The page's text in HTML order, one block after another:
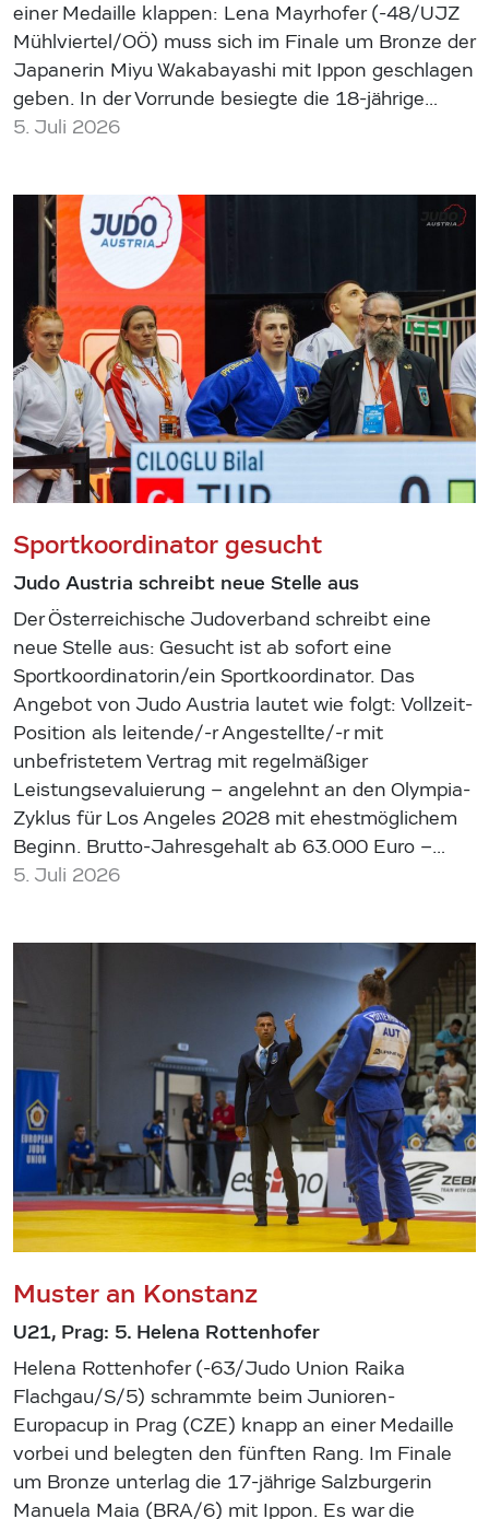
einer Medaille klappen: Lena Mayrhofer (-48/UJZ
Mühlviertel/OÖ) muss sich im Finale um Bronze der
Japanerin Miyu Wakabayashi mit Ippon geschlagen
geben. In der Vorrunde besiegte die 18-jährige…
5. Juli 2026
Sportkoordinator gesucht
Judo Austria schreibt neue Stelle aus
Der Österreichische Judoverband schreibt eine
neue Stelle aus: Gesucht ist ab sofort eine
Sportkoordinatorin/ein Sportkoordinator. Das
Angebot von Judo Austria lautet wie folgt: Vollzeit-
Position als leitende/-r Angestellte/-r mit
unbefristetem Vertrag mit regelmäßiger
Leistungsevaluierung – angelehnt an den Olympia-
Zyklus für Los Angeles 2028 mit ehestmöglichem
Beginn. Brutto-Jahresgehalt ab 63.000 Euro –…
5. Juli 2026
Muster an Konstanz
U21, Prag: 5. Helena Rottenhofer
Helena Rottenhofer (-63/Judo Union Raika
Flachgau/S/5) schrammte beim Junioren-
Europacup in Prag (CZE) knapp an einer Medaille
vorbei und belegten den fünften Rang. Im Finale
um Bronze unterlag die 17-jährige Salzburgerin
Manuela Maia (BRA/6) mit Ippon. Es war die